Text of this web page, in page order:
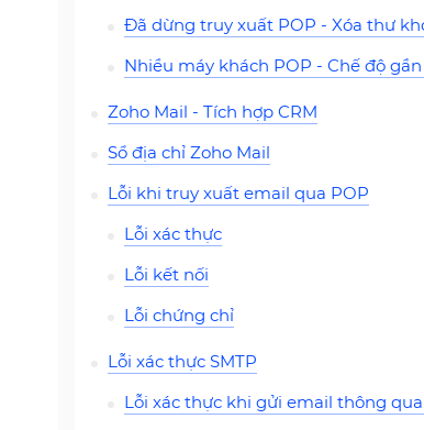
Đã dừng truy xuất POP - Xóa thư
Nhiều máy khách POP - Chế độ
Zoho Mail - Tích hợp CRM
Sổ địa chỉ Zoho Mail
Lỗi khi truy xuất email qua POP
Lỗi xác thực
Lỗi kết nối
Lỗi chứng chỉ
Lỗi xác thực SMTP
Lỗi xác thực khi gửi email thông